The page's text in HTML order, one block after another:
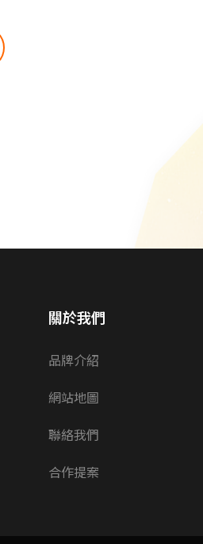
關於我們
品牌介紹
網站地圖
聯絡我們
合作提案